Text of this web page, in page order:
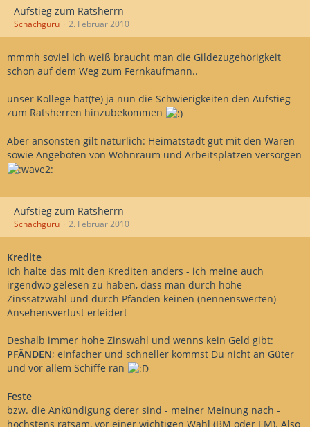
Aufstieg zum Ratsherrn
Schachguru 2. Februar 2010
mmmh soviel ich weiß braucht man die Gildezugehörigkeit
schon auf dem Weg zum Fernkaufmann..
unser Kollege hat(te) ja nun die Schwierigkeiten den Aufstieg
zum Ratsherren hinzubekommen
Aber ansonsten gilt natürlich: Heimatstadt gut mit den Waren
sowie Angeboten von Wohnraum und Arbeitsplätzen versorgen
Aufstieg zum Ratsherrn
Schachguru 2. Februar 2010
Kredite
Ich halte das mit den Krediten anders - ich meine auch
irgendwo gelesen zu haben, dass man durch hohe
Zinssatzwahl und durch Pfänden keinen (nennenswerten)
Ansehensverlust erleidert
Deshalb immer hohe Zinswahl und wenns kein Geld gibt:
PFÄNDEN; einfacher und schneller kommst Du nicht an Güter
und vor allem Schiffe ran
Feste
bzw. die Ankündigung derer sind - meiner Meinung nach -
höchstens ratsam, vor einer wichtigen Wahl (BM oder EM). Also